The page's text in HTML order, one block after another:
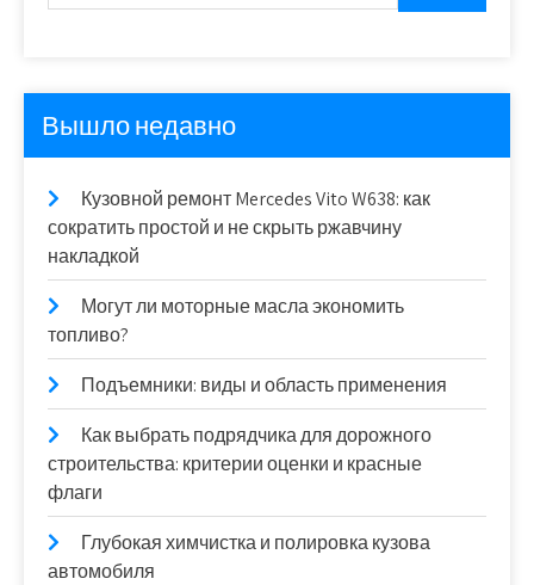
Вышло недавно
Кузовной ремонт Mercedes Vito W638: как
сократить простой и не скрыть ржавчину
накладкой
Могут ли моторные масла экономить
топливо?
Подъемники: виды и область применения
Как выбрать подрядчика для дорожного
строительства: критерии оценки и красные
флаги
Глубокая химчистка и полировка кузова
автомобиля